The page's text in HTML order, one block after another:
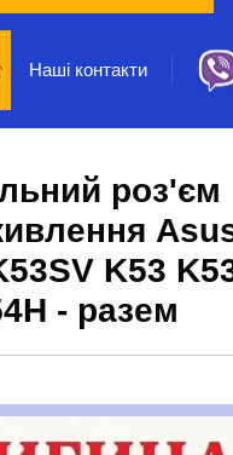
Наші контакти
роз'єм
K53
- разем